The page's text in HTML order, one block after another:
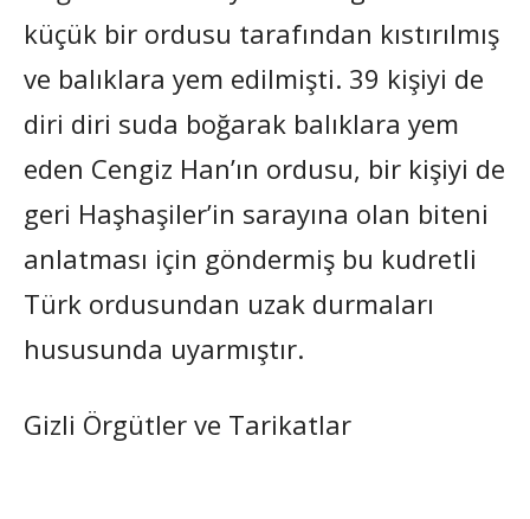
küçük bir ordusu tarafından kıstırılmış
ve balıklara yem edilmişti. 39 kişiyi de
diri diri suda boğarak balıklara yem
eden Cengiz Han’ın ordusu, bir kişiyi de
geri Haşhaşiler’in sarayına olan biteni
anlatması için göndermiş bu kudretli
Türk ordusundan uzak durmaları
hususunda uyarmıştır.
Gizli Örgütler ve Tarikatlar